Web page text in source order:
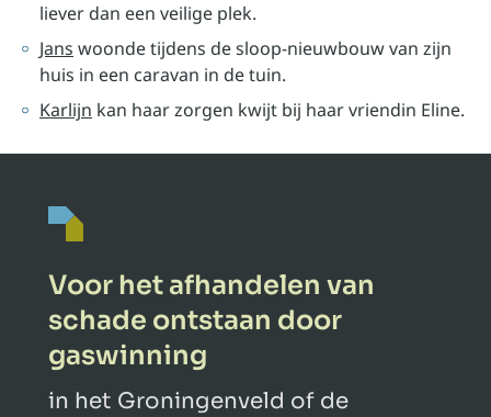
liever dan een veilige plek.
Jans woonde tijdens de sloop-nieuwbouw van zijn
huis in een caravan in de tuin.
Karlijn kan haar zorgen kwijt bij haar vriendin Eline.
Voor het afhandelen van
schade ontstaan door
gaswinning
in het Groningenveld of de